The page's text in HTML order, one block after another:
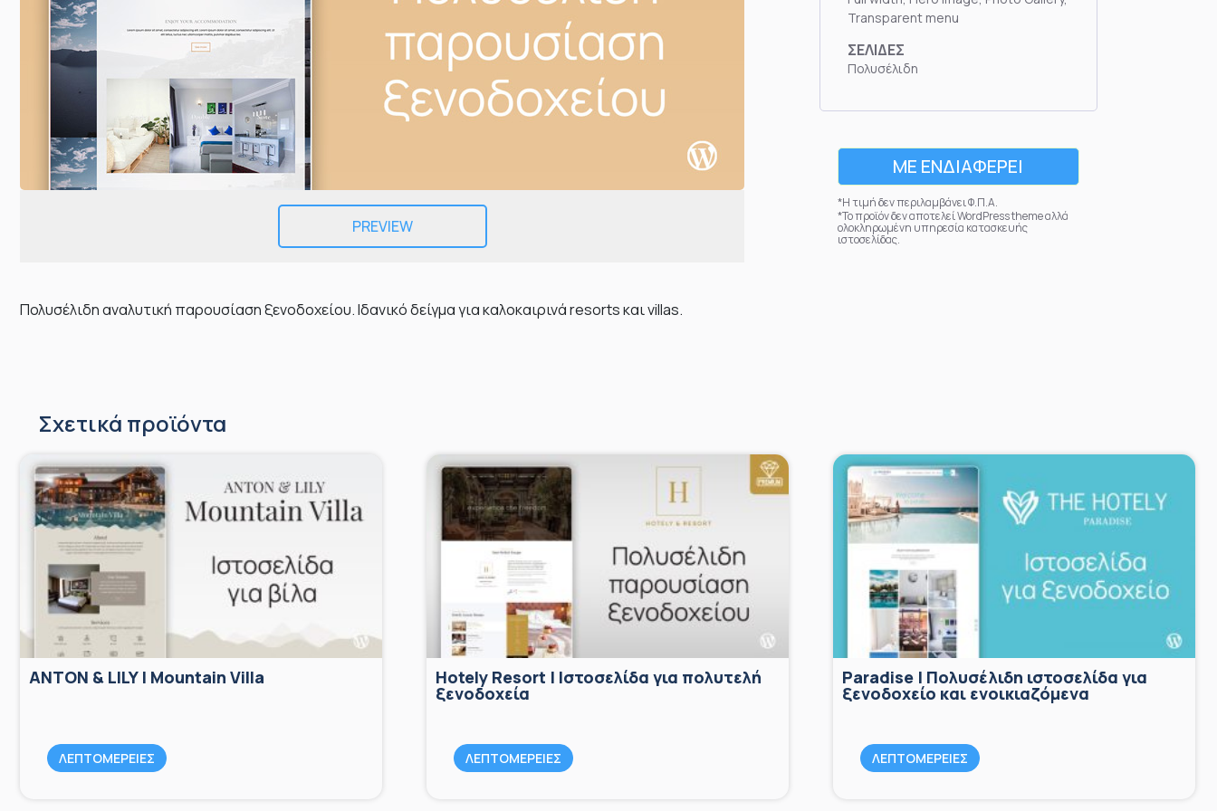
EMAIL
ΤΗΛΕΦΩΝΟ
PREVIEW
Πολυσέλιδη αναλυτική παρουσίαση ξενοδοχείου. Ιδανικό δείγμα για καλοκαιρινά resorts και villas.
Transparent menu
ΣΕΛΙΔΕΣ
Πολυσέλιδη
ΜΕ ΕΝΔΙΑΦΕΡΕΙ
*Η τιμή δεν περιλαμβάνει Φ.Π.Α.
*Το προϊόν δεν αποτελεί WordPress theme αλλά
ολοκληρωμένη υπηρεσία κατασκευής
ιστοσελίδας.
Σχετικά προϊόντα
ANTON & LILY | Mountain Villa
ΛΕΠΤΟΜΕΡΕΙΕΣ
Hotely Resort | Ιστοσελίδα για πολυτελή
ξενοδοχεία
ΛΕΠΤΟΜΕΡΕΙΕΣ
Paradise | Πολυσέλιδη ιστοσελίδα για
ξενοδοχείο και ενοικιαζόμενα
ΛΕΠΤΟΜΕΡΕΙΕΣ